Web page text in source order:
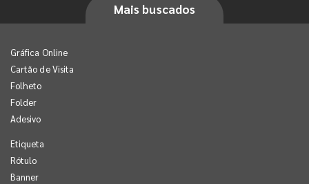
Mais buscados
Gráfica Online
Cartão de Visita
Folheto
Folder
Adesivo
Etiqueta
Rótulo
Banner